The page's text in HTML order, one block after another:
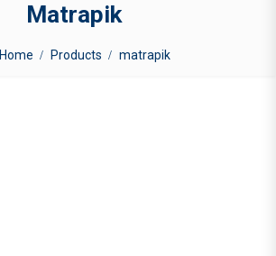
Matrapik
Home Products matrapik